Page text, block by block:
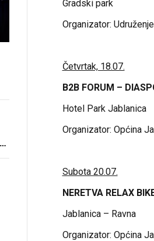
Gradski park
Organizator:
Četvrtak, 18.07.
B2B FORUM –
Hotel Park Jablanica
Organizator: Općina
Subota 20.07.
NERETVA RELAX
Jablanica – Ravna
Organizator: Općina